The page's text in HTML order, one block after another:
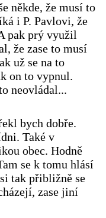
někde, že musí to
i P. Pavlovi, že
pak prý využil
že zase to musí
už se na to
on to vypnul.
neovládal...
bych dobře.
Také v
obec. Hodně
se k tomu hlásí
tak přibližně se
zase jiní